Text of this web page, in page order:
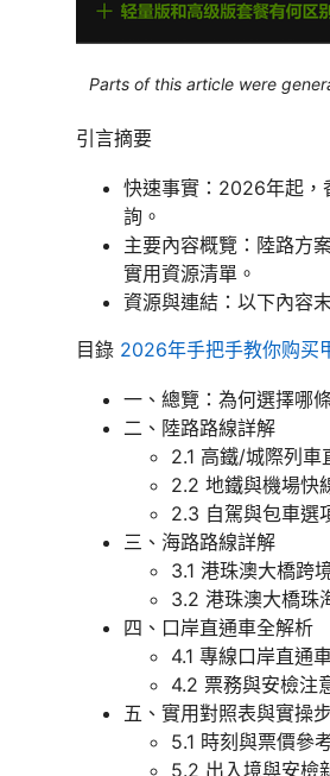
Parts of this article were
引言摘要
快速事實：2026年起，
詢。
主要內容概覽：陸路方
實用資源清單。
資源與連結：以下內容
目錄 2026年手把手教你购买
一、總覽：為何選擇哪
二、陸路路線詳解
2.1 高鐵/城際列車
2.2 地鐵與機場快
2.3 自駕與包車選
三、海路路線詳解
3.1 港珠澳大橋跨
3.2 港珠澳大橋珠
四、口岸直通車全解析
4.1 專線口岸直通
4.2 票務與安檢注
五、實用對照表與實操
5.1 時刻與票價參
5.2 出入境與安檢